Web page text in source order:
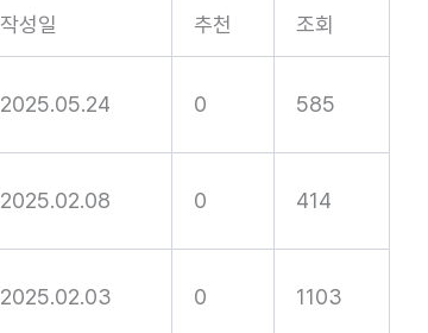
작성일 추천 조회
2025.05.24 0 585
2025.02.08 0 414
2025.02.03 0 1103